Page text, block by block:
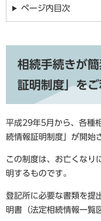
ページ内目次
相続手続きが
証明制度」を
平成29年5月から、各種
続情報証明制度」が開始
この制度は、お亡くなり
明するものです。
登記所に必要な書類を提
明書（法定相続情報一覧